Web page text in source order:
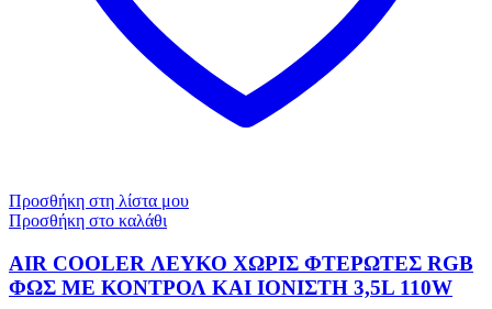
Προσθήκη στη λίστα μου
Προσθήκη στο καλάθι
AIR COOLER ΛΕΥΚΟ ΧΩΡΙΣ ΦΤΕΡΩΤΕΣ RGB
ΦΩΣ ΜΕ ΚΟΝΤΡΟΛ ΚΑΙ ΙΟΝΙΣΤΗ 3,5L 110W